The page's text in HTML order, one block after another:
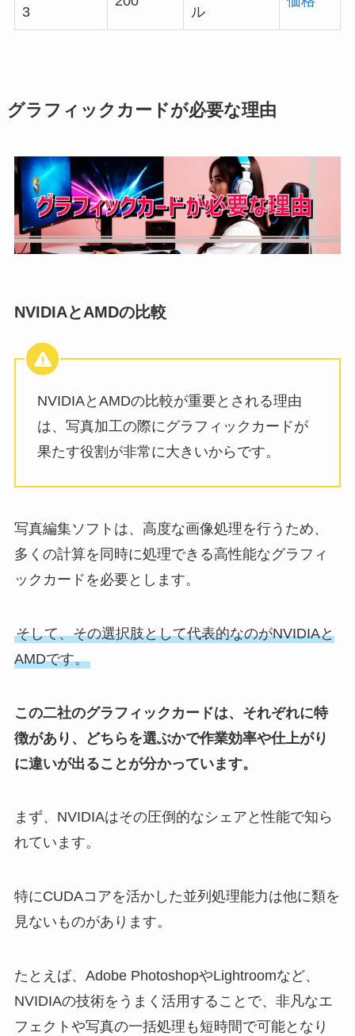
3
ル
グラフィックカードが必要な理由
NVIDIAとAMDの比較
NVIDIAとAMDの比較が重要とされる理由
は、写真加工の際にグラフィックカードが
果たす役割が非常に大きいからです。
写真編集ソフトは、高度な画像処理を行うため、
多くの計算を同時に処理できる高性能なグラフィ
ックカードを必要とします。
そして、その選択肢として代表的なのがNVIDIAと
AMDです。
この二社のグラフィックカードは、それぞれに特
徴があり、どちらを選ぶかで作業効率や仕上がり
に違いが出ることが分かっています。
まず、NVIDIAはその圧倒的なシェアと性能で知ら
れています。
特にCUDAコアを活かした並列処理能力は他に類を
見ないものがあります。
たとえば、Adobe PhotoshopやLightroomなど、
NVIDIAの技術をうまく活用することで、非凡なエ
フェクトや写真の一括処理も短時間で可能となり